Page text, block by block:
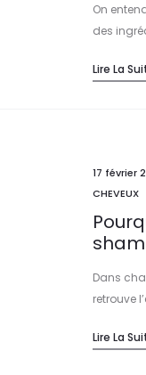
On
des
Lire La
17 février
CHEVEUX
Dans
retrouve
Lire La